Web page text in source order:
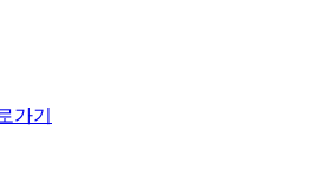
가기